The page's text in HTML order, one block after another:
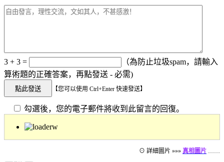
3 + 3 =
（為防止垃圾spam，請輸入
算術題的正確答案，再點發送 - 必需)
【您可以使用 Ctrl+Enter 快速發送】
勾選後，您的電子郵件將收到此留言的回復。
⊙ 詳細圖片 »»» 真相圖片 ……